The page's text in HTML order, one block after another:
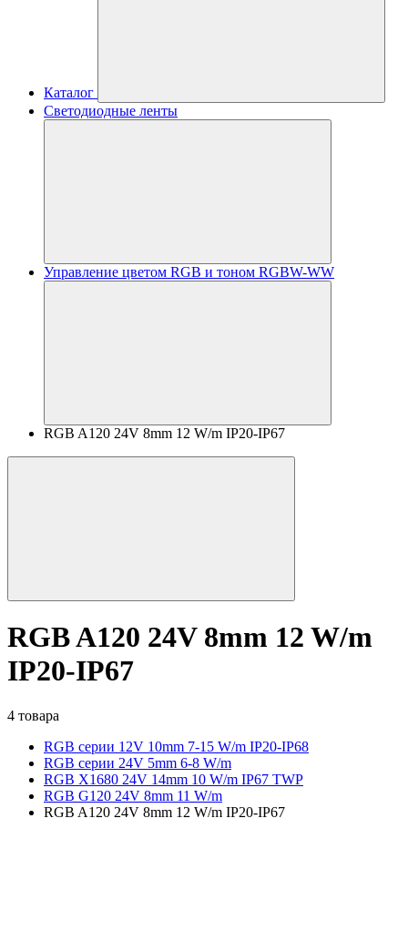
Каталог
Светодиодные ленты
Управление цветом RGB и тоном RGBW-WW
RGB A120 24V 8mm 12 W/m IP20-IP67
RGB A120 24V 8mm 12 W/m
IP20-IP67
4 товара
RGB серии 12V 10mm 7-15 W/m IP20-IP68
RGB серии 24V 5mm 6-8 W/m
RGB X1680 24V 14mm 10 W/m IP67 TWP
RGB G120 24V 8mm 11 W/m
RGB A120 24V 8mm 12 W/m IP20-IP67